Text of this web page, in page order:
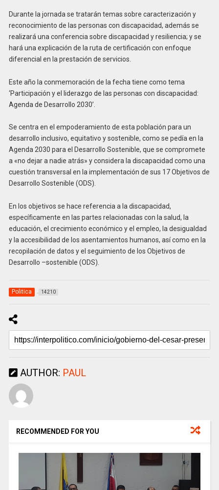
Durante la jornada se tratarán temas sobre caracterización y
reconocimiento de las personas con discapacidad, además se
realizará una conferencia sobre discapacidad y resiliencia; y se
hará una explicación de la ruta de certificación con enfoque
diferencial en la prestación de servicios.
Este año la conmemoración de la fecha tiene como tema
‘Participación y el liderazgo de las personas con discapacidad:
Agenda de Desarrollo 2030’.
Se centra en el empoderamiento de esta población para un
desarrollo inclusivo, equitativo y sostenible, como se pedía en la
Agenda 2030 para el Desarrollo Sostenible, que se compromete
a «no dejar a nadie atrás» y considera la discapacidad como una
cuestión transversal en la implementación de sus 17 Objetivos de
Desarrollo Sostenible (ODS).
En los objetivos se hace referencia a la discapacidad,
específicamente en las partes relacionadas con la salud, la
educación, el crecimiento económico y el empleo, la desigualdad
y la accesibilidad de los asentamientos humanos, así como en la
recopilación de datos y el seguimiento de los Objetivos de
Desarrollo –sostenible (ODS).
Politica 14210
AUTHOR: PAUL
RECOMMENDED FOR YOU